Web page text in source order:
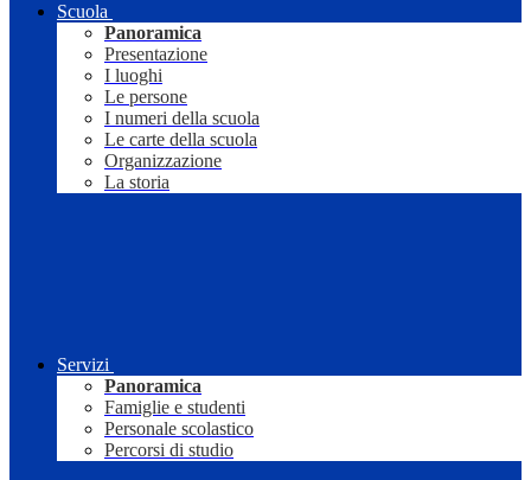
Scuola
Panoramica
Presentazione
I luoghi
Le persone
I numeri della scuola
Le carte della scuola
Organizzazione
La storia
Servizi
Panoramica
Famiglie e studenti
Personale scolastico
Percorsi di studio